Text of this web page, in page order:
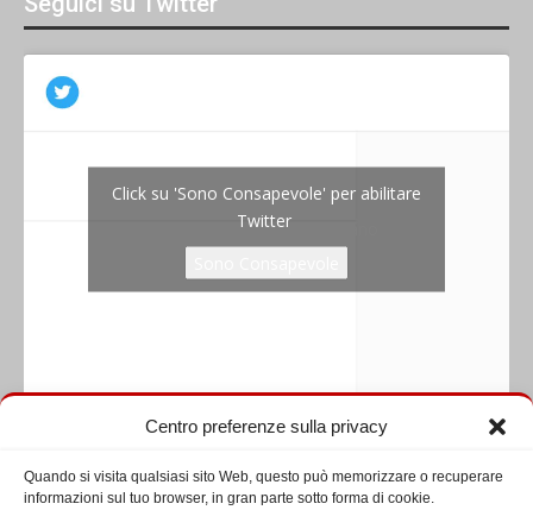
Centro preferenze sulla privacy
Quando si visita qualsiasi sito Web, questo può memorizzare o recuperare
informazioni sul tuo browser, in gran parte sotto forma di cookie.
Tweets by diaconatoromano
Click su 'Sono Consapevole' per abilitare
Twitter